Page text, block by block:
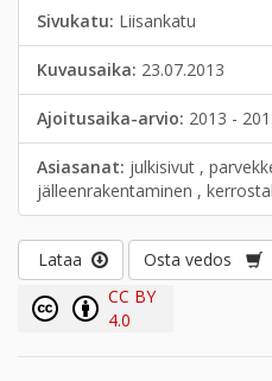
Sivukatu: Liisankatu
Kuvausaika: 23.07.2013
Ajoitusaika-arvio: 2013 -
Asiasanat: julkisivut ,
jälleenrakentaminen ,
Lataa
Osta vedos
CC BY
4.0